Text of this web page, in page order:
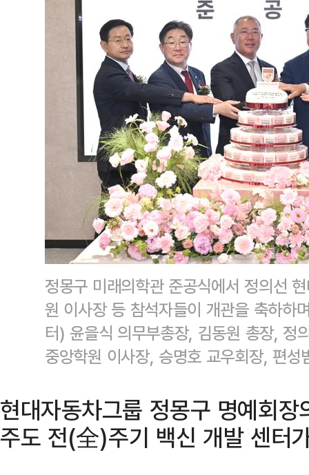
정몽구 미래의학관 준공식에서 정의선
원 이사장 등 참석자들이 개관을 축하하
터) 윤을식 의무부총장, 김동원 총장, 정
중앙학원 이사장, 승명호 교우회장, 편
현대자동차그룹 정몽구 명예회
주도 전(全)주기 백신 개발 센터